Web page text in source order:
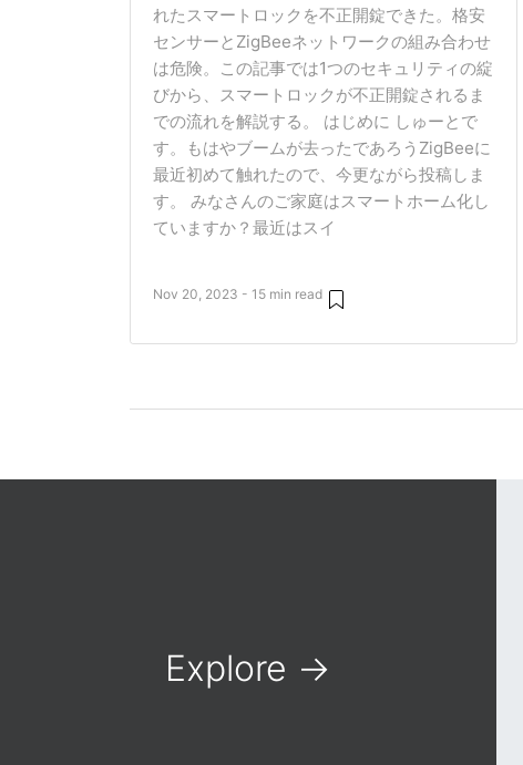
れたスマートロックを不正開錠できた。格安
センサーとZigBeeネットワークの組み合わせ
は危険。この記事では1つのセキュリティの綻
びから、スマートロックが不正開錠されるま
での流れを解説する。 はじめに しゅーとで
す。もはやブームが去ったであろうZigBeeに
最近初めて触れたので、今更ながら投稿しま
す。 みなさんのご家庭はスマートホーム化し
ていますか？最近はスイ
Nov 20, 2023 - 15 min read
Explore →